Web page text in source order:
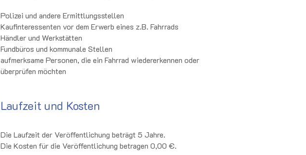
Polizei und andere Ermittlungsstellen
Kaufinteressenten vor dem Erwerb eines z.B. Fahrrads
Händler und Werkstätten
Fundbüros und kommunale Stellen
aufmerksame Personen, die ein Fahrrad wiedererkennen oder
überprüfen möchten
Laufzeit und Kosten
Die Laufzeit der Veröffentlichung beträgt 5 Jahre.
Die Kosten für die Veröffentlichung betragen 0,00 €.